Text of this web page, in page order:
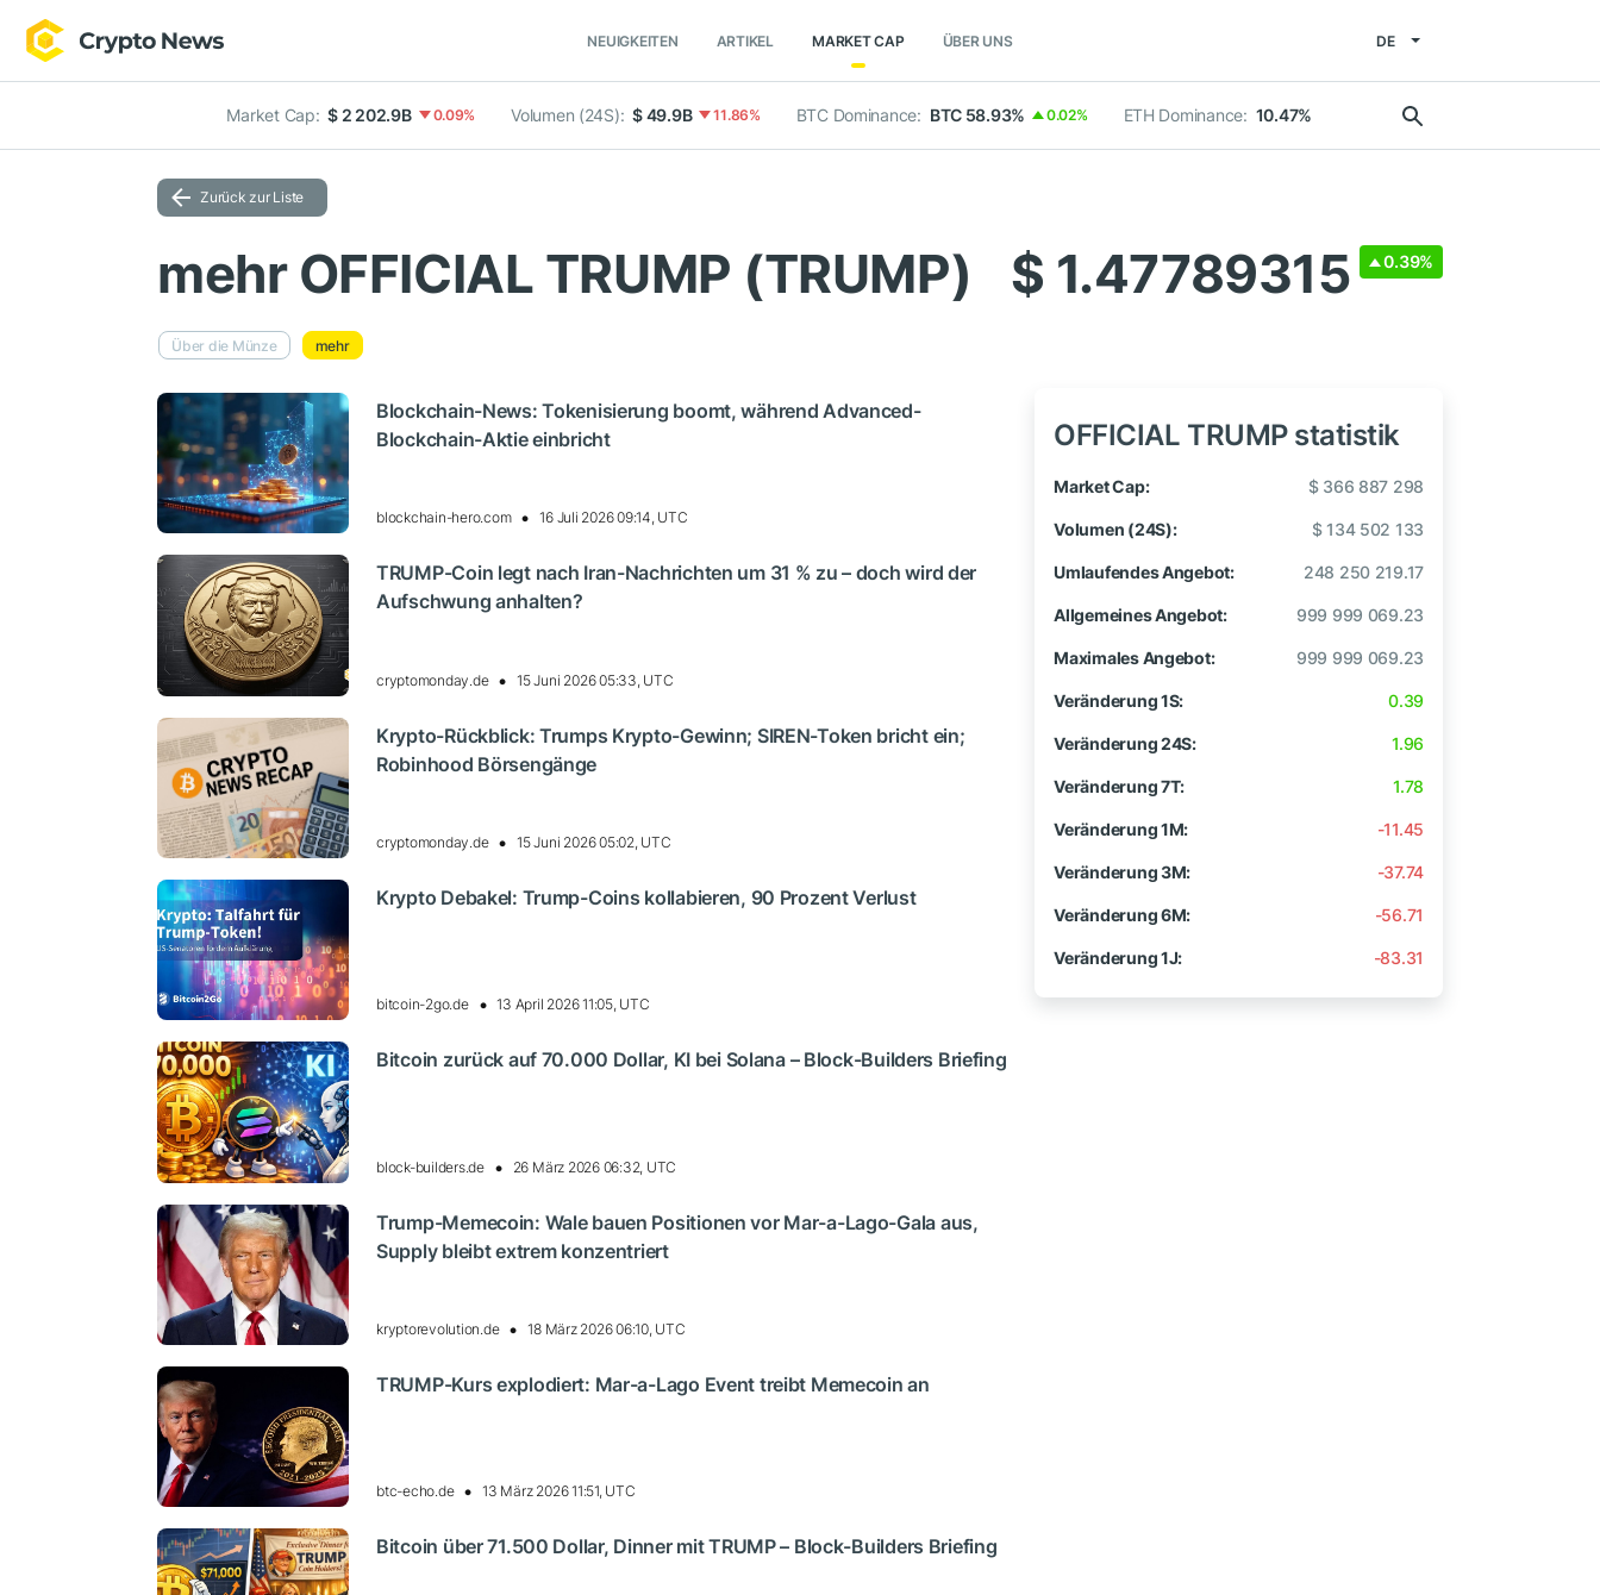
NEUIGKEITEN ARTIKEL MARKET CAP ÜBER UNS DE
Market Cap: $ 2 202.9B 0.09% Volumen (24S): $ 49.9B 11.86% BTC Dominance: BTC 58.93% 0.02% ETH Dominance: 10.47%
Zurück zur Liste
mehr OFFICIAL TRUMP (TRUMP) $ 1.47789315 0.39%
Über die Münze mehr
Blockchain-News: Tokenisierung boomt, während Advanced-
Blockchain-Aktie einbricht
blockchain-hero.com 16 Juli 2026 09:14, UTC
TRUMP-Coin legt nach Iran-Nachrichten um 31 % zu – doch wird der
Aufschwung anhalten?
cryptomonday.de 15 Juni 2026 05:33, UTC
Krypto-Rückblick: Trumps Krypto-Gewinn; SIREN-Token bricht ein;
Robinhood Börsengänge
cryptomonday.de 15 Juni 2026 05:02, UTC
Krypto Debakel: Trump-Coins kollabieren, 90 Prozent Verlust
bitcoin-2go.de 13 April 2026 11:05, UTC
Bitcoin zurück auf 70.000 Dollar, KI bei Solana – Block-Builders Briefing
block-builders.de 26 März 2026 06:32, UTC
Trump-Memecoin: Wale bauen Positionen vor Mar-a-Lago-Gala aus,
Supply bleibt extrem konzentriert
kryptorevolution.de 18 März 2026 06:10, UTC
TRUMP-Kurs explodiert: Mar-a-Lago Event treibt Memecoin an
btc-echo.de 13 März 2026 11:51, UTC
Bitcoin über 71.500 Dollar, Dinner mit TRUMP – Block-Builders Briefing
OFFICIAL TRUMP statistik
Market Cap: $ 366 887 298
Volumen (24S): $ 134 502 133
Umlaufendes Angebot: 248 250 219.17
Allgemeines Angebot: 999 999 069.23
Maximales Angebot: 999 999 069.23
Veränderung 1S: 0.39
Veränderung 24S: 1.96
Veränderung 7T: 1.78
Veränderung 1M: -11.45
Veränderung 3M: -37.74
Veränderung 6M: -56.71
Veränderung 1J: -83.31